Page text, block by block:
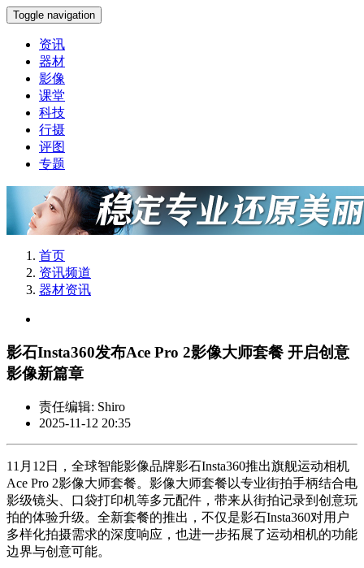
Toggle navigation
资讯
器材
影像
课堂
科技
行摄
评图
专题
首页
资讯频道
器材资讯
影石Insta360发布Ace Pro 2影像大师套餐 开启创意
影像新篇章
责任编辑: Shiro
2025-11-12 20:35
11月12日，全球智能影像品牌影石Insta360推出旗舰运动相机
Ace Pro 2影像大师套餐。影像大师套餐以专业街拍手柄结合电
影级镜头、口袋打印机等多元配件，带来从街拍记录到创意玩
拍的体验升级。全新套餐的推出，不仅是影石Insta360对用户
多样化拍摄需求的深度响应，也进一步拓展了运动相机的功能
边界与创意可能。